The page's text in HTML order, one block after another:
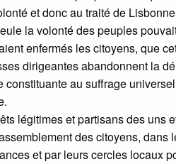
et donc au traité de
la volonté des peuples
enfermés les citoyens, que
dirigeantes abandonnent la
constituante au suffrage
légitimes et partisans des uns
des citoyens, dans
et par leurs cercles locaux